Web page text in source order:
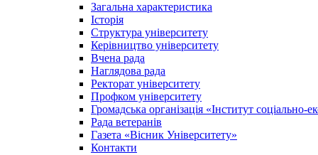
Загальна характеристика
Історія
Структура університету
Керівництво університету
Вчена рада
Наглядова рада
Ректорат університету
Профком університету
Громадська організація «Інститут
Рада ветеранів
Газета «Вісник Університету»
Контакти